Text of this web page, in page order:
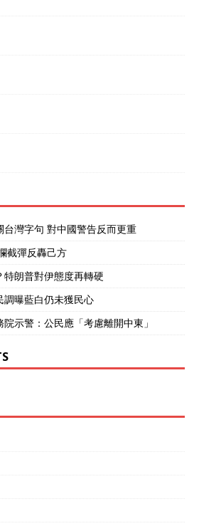
台灣字句 對中國警告反而更重
截彈反轟己方
朗普對伊態度再轉硬
調曝藍白仍未獲民心
示警：公民應「考慮離開中東」